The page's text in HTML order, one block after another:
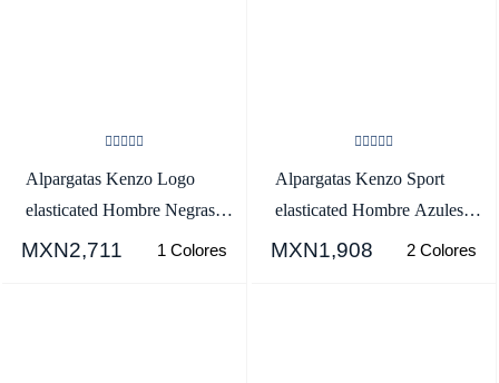
Alpargatas Kenzo Logo
elasticated Hombre Negras -
SKU.2647281
MXN2,711 1 Colores
Alpargatas Kenzo Sport
elasticated Hombre Azules
Oscuro - SKU.2465163
MXN1,908 2 Colores